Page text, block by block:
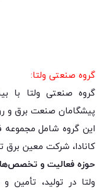
گروه صنعتی ولتا:
پیشگامان صنعت برق و
این گروه شامل مجموعه
کانادا، شرکت معین برق
حوزه فعالیت و تخصص‌ها
ولتا در تولید، تأمین